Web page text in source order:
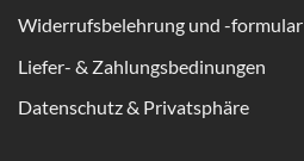
Widerrufsbelehrung und -formular
Liefer- & Zahlungsbedinungen
Datenschutz & Privatsphäre